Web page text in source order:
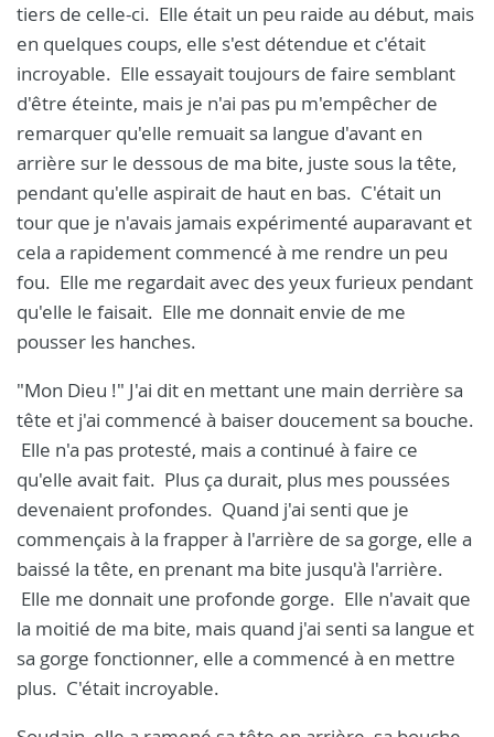
tiers de celle-ci. Elle était un peu raide au début, mais
en quelques coups, elle s'est détendue et c'était
incroyable. Elle essayait toujours de faire semblant
d'être éteinte, mais je n'ai pas pu m'empêcher de
remarquer qu'elle remuait sa langue d'avant en
arrière sur le dessous de ma bite, juste sous la tête,
pendant qu'elle aspirait de haut en bas. C'était un
tour que je n'avais jamais expérimenté auparavant et
cela a rapidement commencé à me rendre un peu
fou. Elle me regardait avec des yeux furieux pendant
qu'elle le faisait. Elle me donnait envie de me
pousser les hanches.
"Mon Dieu !" J'ai dit en mettant une main derrière sa
tête et j'ai commencé à baiser doucement sa bouche.
Elle n'a pas protesté, mais a continué à faire ce
qu'elle avait fait. Plus ça durait, plus mes poussées
devenaient profondes. Quand j'ai senti que je
commençais à la frapper à l'arrière de sa gorge, elle a
baissé la tête, en prenant ma bite jusqu'à l'arrière.
Elle me donnait une profonde gorge. Elle n'avait que
la moitié de ma bite, mais quand j'ai senti sa langue et
sa gorge fonctionner, elle a commencé à en mettre
plus. C'était incroyable.